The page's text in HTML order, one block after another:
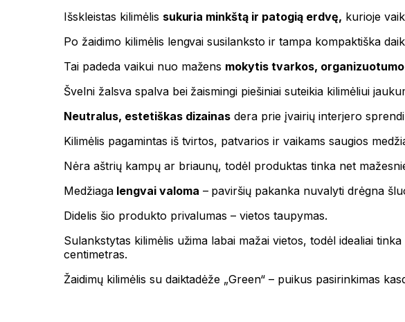
Išskleistas kilimėlis sukuria minkštą ir patogią erdvę, kurioje
Po žaidimo kilimėlis lengvai susilanksto ir tampa kompaktiška
Tai padeda vaikui nuo mažens mokytis tvarkos,
Švelni žalsva spalva bei žaismingi piešiniai suteikia kilimėliui
Neutralus, estetiškas dizainas dera prie įvairių interjero
Kilimėlis pagamintas iš tvirtos, patvarios ir vaikams saugios
Nėra aštrių kampų ar briaunų, todėl produktas tinka net
Medžiagalengvai valoma – paviršių pakanka nuvalyti drėgna
Didelis šio produkto privalumas – vietos taupymas.
Sulankstytas kilimėlis užima labai mažai vietos, todėl idealiai
centimetras.
Žaidimų kilimėlis su daiktadėže „Green“ – puikus pasirinkimas